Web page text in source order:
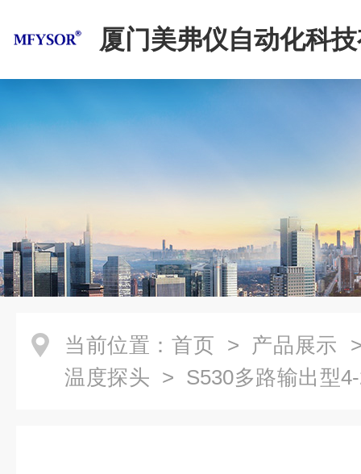
厦门美弗仪自动化科
司
当前位置： 首页 > 产品展示
温度探头 > S530多路输出型